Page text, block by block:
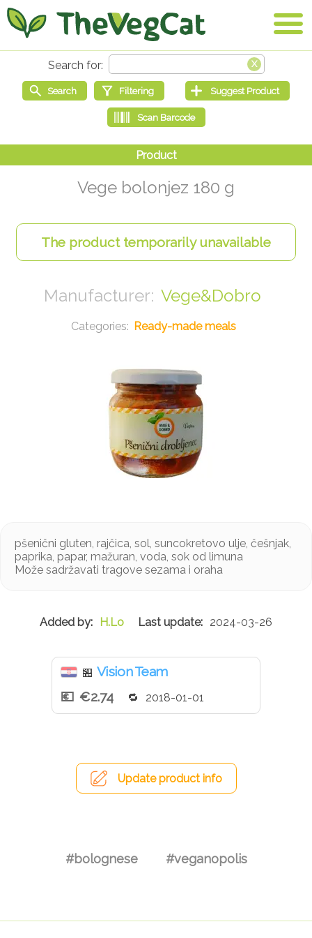
Vege bolonjez 180 g
Vege&Dobro
Ready-made meals
pšenični gluten, rajčica, sol, suncokretovo ulje, češnjak,
paprika, papar, mažuran, voda, sok od limuna
Može sadržavati tragove sezama i oraha
H.Lo 2024-03-26
🏪 Vision Team
€2.74
2018-01-01
Update product info
#bolognese #veganopolis